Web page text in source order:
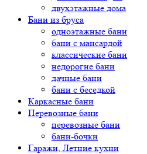
двухэтажные дома
Бани из бруса
одноэтажные бани
бани с мансардой
классические бани
недорогие бани
дачные бани
бани с беседкой
Каркасные бани
Перевозные бани
перевозные бани
бани-бочки
Гаражи, Летние кухни